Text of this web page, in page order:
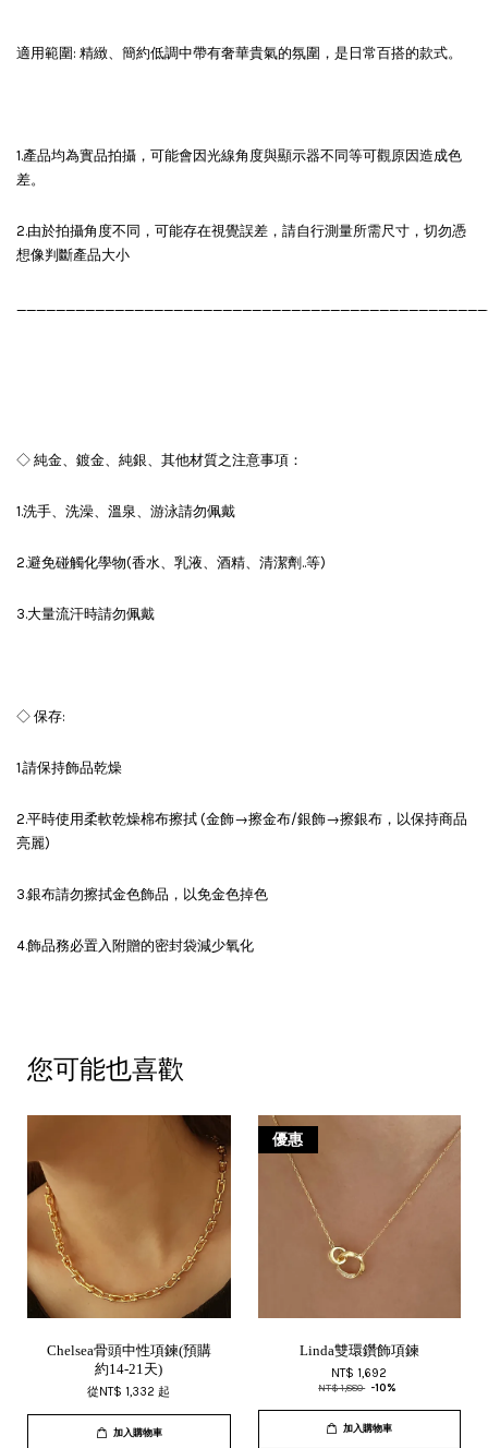
適用範圍: 精緻、簡約低調中帶有奢華貴氣的氛圍，是日常百搭的款式。
1.產品均為實品拍攝，可能會因光線角度與顯示器不同等可觀原因造成色
差。
2.由於拍攝角度不同，可能存在視覺誤差，請自行測量所需尺寸，切勿憑
想像判斷產品大小
◇ 純金、鍍金、純銀、其他材質之注意事項：
1.洗手、洗澡、溫泉、游泳請勿佩戴
2.避免碰觸化學物(香水、乳液、酒精、清潔劑..等)
3.大量流汗時請勿佩戴
◇ 保存:
1.請保持飾品乾燥
2.平時使用柔軟乾燥棉布擦拭 (金飾→擦金布/銀飾→擦銀布，以保持商品
亮麗)
3.銀布請勿擦拭金色飾品，以免金色掉色
4.飾品務必置入附贈的密封袋減少氧化
您可能也喜歡
Chelsea骨頭中性項鍊(預購
約14-21天)
從NT$ 1,332起
加入購物車
優惠
Linda雙環鑽飾項鍊
NT$ 1,692
NT$ 1,880 -10%
加入購物車